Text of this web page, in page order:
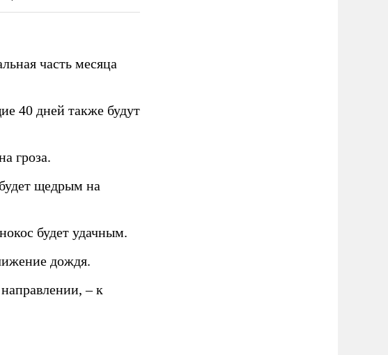
часть месяца
40 дней также будут
гроза.
щедрым на
будет удачным.
дождя.
– к